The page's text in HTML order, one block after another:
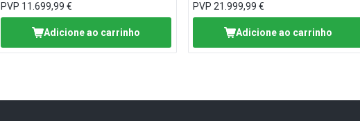
PVP 11.699,99 €
Adicione ao carrinho
PVP21.999,99 €
Adicione ao carrinho